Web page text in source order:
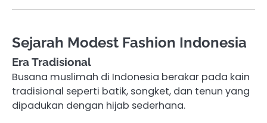
Sejarah Modest Fashion Indonesia
Era Tradisional
Busana muslimah di Indonesia berakar pada kain
tradisional seperti batik, songket, dan tenun yang
dipadukan dengan hijab sederhana.